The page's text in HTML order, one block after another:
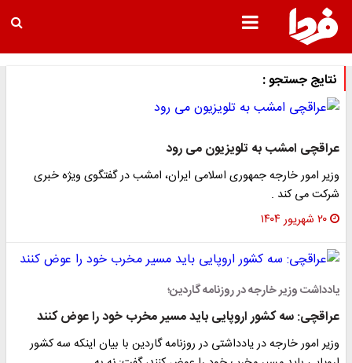
نتایج جستجو :
عراقچی امشب به تلویزیون می رود
وزیر امور خارجه جمهوری اسلامی ایران، امشب در گفتگوی ویژه خبری
شرکت می کند .
۲۰ شهریور ۱۴۰۴
یادداشت وزیر خارجه در روزنامه گاردین؛
عراقچی: سه کشور اروپایی باید مسیر مخرب خود را عوض کنند
وزیر امور خارجه در یادداشتی در روزنامه گاردین با بیان اینکه سه کشور